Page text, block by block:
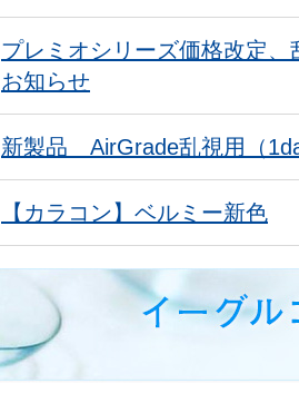
プレミオシリーズ価格改定
お知らせ
新製品 AirGrade乱視用（
【カラコン】ベルミー新色